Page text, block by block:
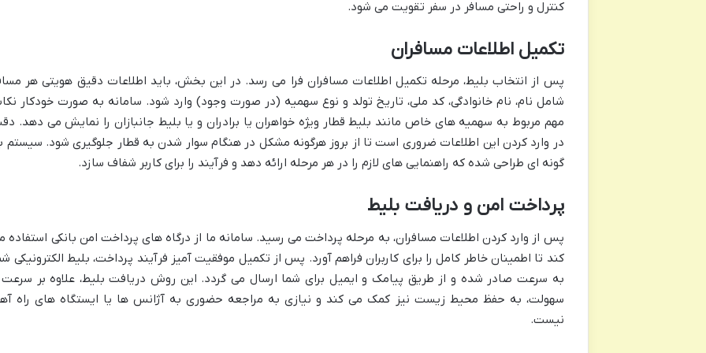
کنترل و راحتی مسافر در سفر تقویت می شود.
تکمیل اطلاعات مسافران
پس از انتخاب بلیط، مرحله تکمیل اطلاعات مسافران فرا می رسد. در این بخش، باید اطلاعات دقیق هویتی هر
شامل نام، نام خانوادگی، کد ملی، تاریخ تولد و نوع سهمیه (در صورت وجود) وارد شود. سامانه به صورت خودکار
مهم مربوط به سهمیه های خاص مانند بلیط قطار ویژه خواهران یا برادران و یا بلیط جانبازان را نمایش می دهد.
در وارد کردن این اطلاعات ضروری است تا از بروز هرگونه مشکل در هنگام سوار شدن به قطار جلوگیری شود. سیستم
گونه ای طراحی شده که راهنمایی های لازم را در هر مرحله ارائه دهد و فرآیند را برای کاربر شفاف سازد.
پرداخت امن و دریافت بلیط
پس از وارد کردن اطلاعات مسافران، به مرحله پرداخت می رسید. سامانه ما از درگاه های پرداخت امن بانکی استفاده
کند تا اطمینان خاطر کامل را برای کاربران فراهم آورد. پس از تکمیل موفقیت آمیز فرآیند پرداخت، بلیط الکترونیکی
به سرعت صادر شده و از طریق پیامک و ایمیل برای شما ارسال می گردد. این روش دریافت بلیط، علاوه بر
سهولت، به حفظ محیط زیست نیز کمک می کند و نیازی به مراجعه حضوری به آژانس ها یا ایستگاه های راه
نیست.